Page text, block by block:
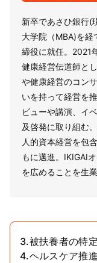
新卒であさひ銀行(
大学院（MBA)を経
締役に就任。2021
健康経営伝道師と
や健康経営のコン
いを持って経営を
ビューや講演、イ
及啓発に取り組む
人的資本経営を包
もに邁進。IKIGAI
を広めることを生業
3.被扶養者の特
4.ヘルスケア推